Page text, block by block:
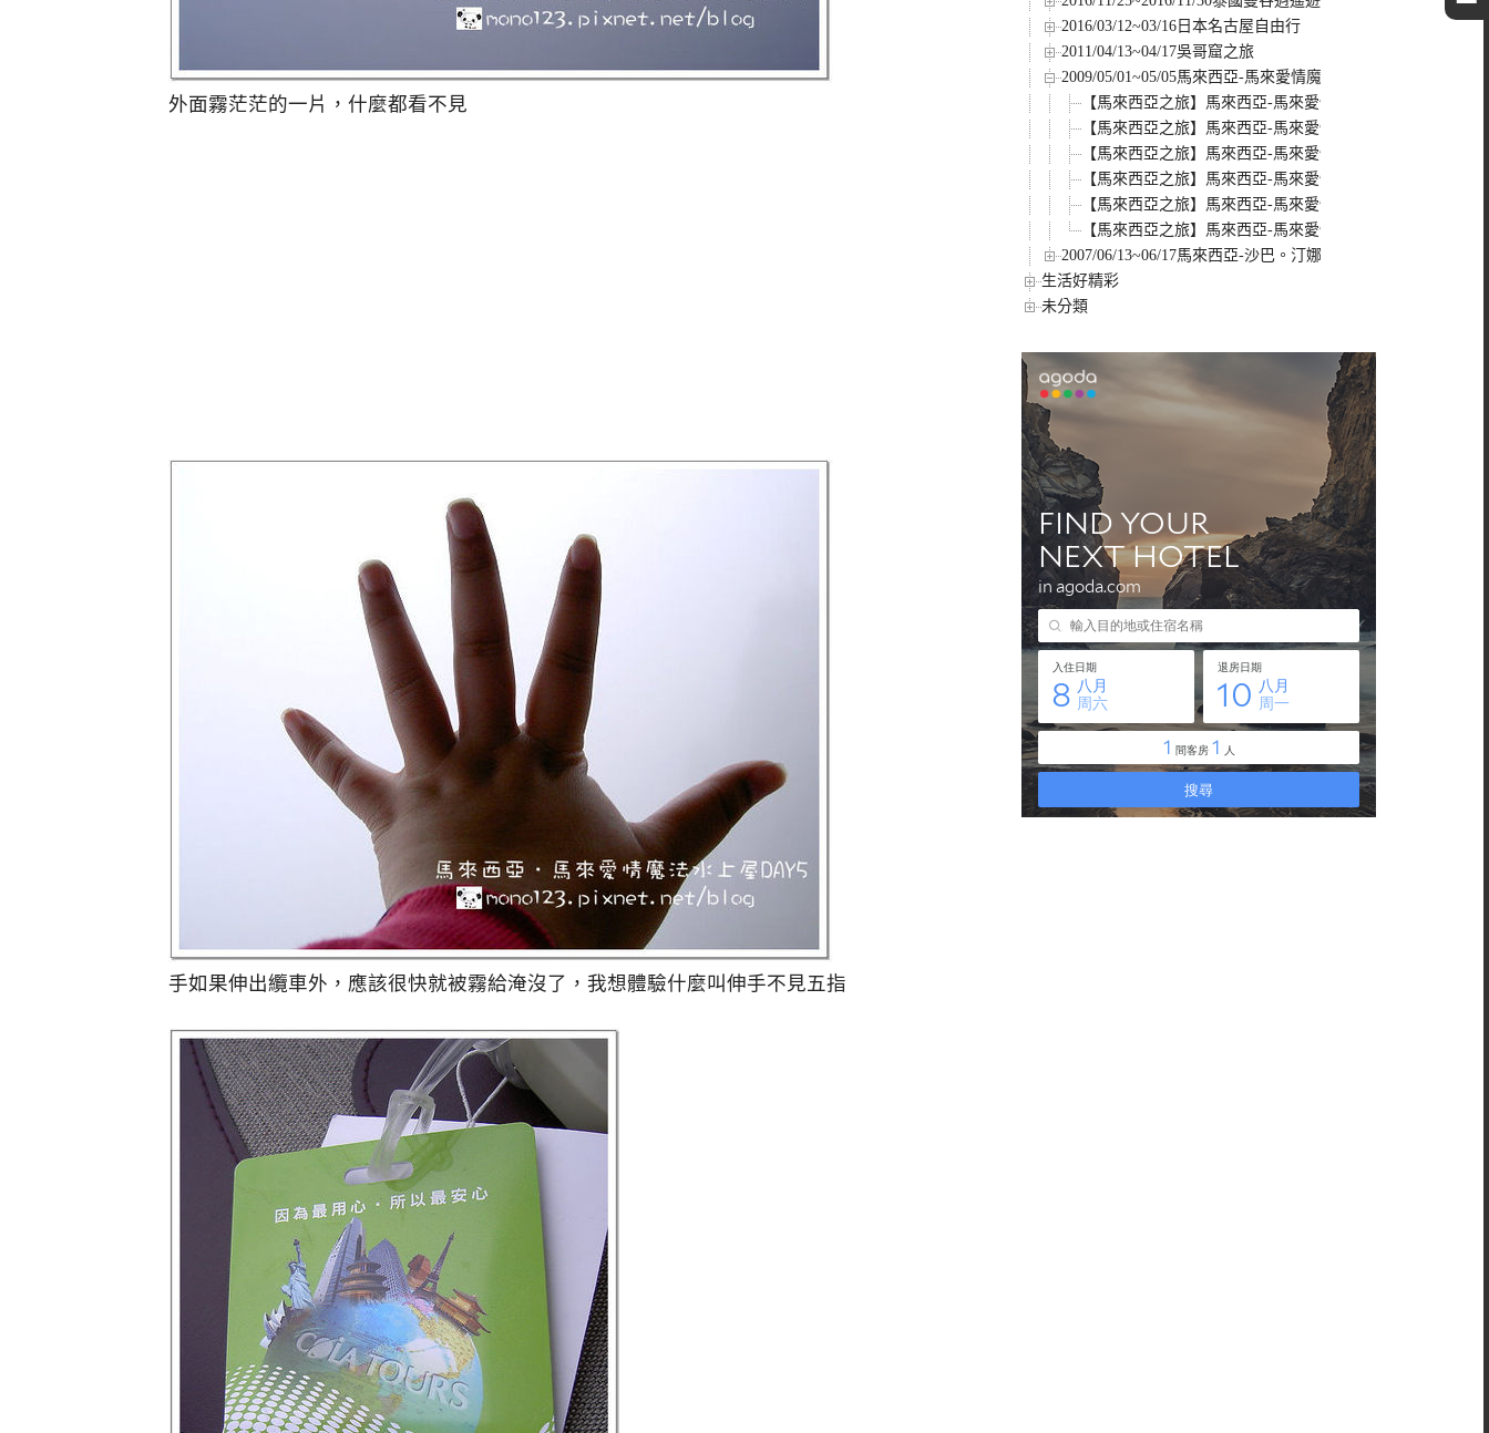
外面霧茫茫的一片，什麼都看不見
手如果伸出纜車外，應該很快就被霧給淹沒了，我想體驗什麼叫伸手不見五指
2016/03/12~03/16日本名古屋自由行
2011/04/13~04/17吳哥窟之旅
2009/05/01~05/05馬來西亞-馬來愛情魔法水上屋
【馬來西亞之旅】馬來西亞-馬來愛情魔法水上屋DAY5
【馬來西亞之旅】馬來西亞-馬來愛情魔法水上屋 DAY4
【馬來西亞之旅】馬來西亞-馬來愛情魔法水上屋DAY3
【馬來西亞之旅】馬來西亞-馬來愛情魔法水上屋
【馬來西亞之旅】馬來西亞-馬來愛情魔法水上屋DAY2
【馬來西亞之旅】馬來西亞-馬來愛情魔法水上屋DAY1
2007/06/13~06/17馬來西亞-沙巴。汀娜灣神山超值5日
生活好精彩
未分類